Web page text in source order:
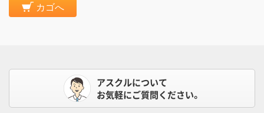
カゴへ
アスクルについて
お気軽にご質問ください。